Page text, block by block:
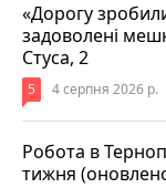
«Дорогу
задоволені
Стуса, 2
5 4 серпня 2026 р.
Робота в
тижня